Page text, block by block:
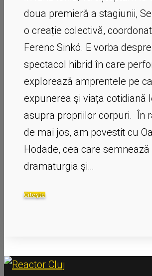
doua premieră a stagiunii,
o creație colectivă,
Ferenc Sinkó. E vorba
spectacol hibrid în care
explorează amprentele pe
expunerea și viața cotidiană
asupra propriilor corpuri. În
de mai jos, am povestit cu
Hodade, cea care semnează
dramaturgia și…
Citește